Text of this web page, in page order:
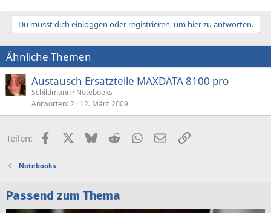
Du musst dich einloggen oder registrieren, um hier zu antworten.
Ähnliche Themen
Austausch Ersatzteile MAXDATA 8100 pro
Schildmann Notebooks
Antworten 2 12. März 2009
Teilen: FacebookX (Twitter)
BlueskyRedditWhatsApp
E-MailLink
Notebooks
Passend zum Thema